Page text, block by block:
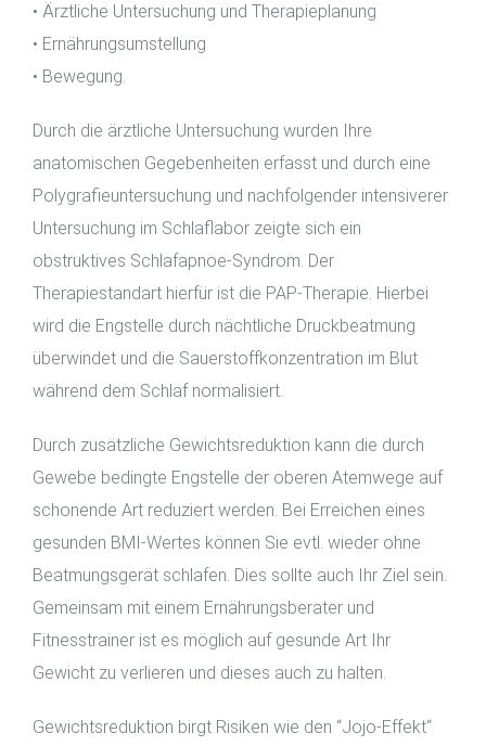
• Ärztliche Untersuchung und Therapieplanung
• Ernährungsumstellung
• Bewegung.
Durch die ärztliche Untersuchung wurden Ihre
anatomischen Gegebenheiten erfasst und durch eine
Polygrafieuntersuchung und nachfolgender intensiverer
Untersuchung im Schlaflabor zeigte sich ein
obstruktives Schlafapnoe-Syndrom. Der
Therapiestandart hierfür ist die PAP-Therapie. Hierbei
wird die Engstelle durch nächtliche Druckbeatmung
überwindet und die Sauerstoffkonzentration im Blut
während dem Schlaf normalisiert.
Durch zusätzliche Gewichtsreduktion kann die durch
Gewebe bedingte Engstelle der oberen Atemwege auf
schonende Art reduziert werden. Bei Erreichen eines
gesunden BMI-Wertes können Sie evtl. wieder ohne
Beatmungsgerät schlafen. Dies sollte auch Ihr Ziel sein.
Gemeinsam mit einem Ernährungsberater und
Fitnesstrainer ist es möglich auf gesunde Art Ihr
Gewicht zu verlieren und dieses auch zu halten.
Gewichtsreduktion birgt Risiken wie den “Jojo-Effekt“